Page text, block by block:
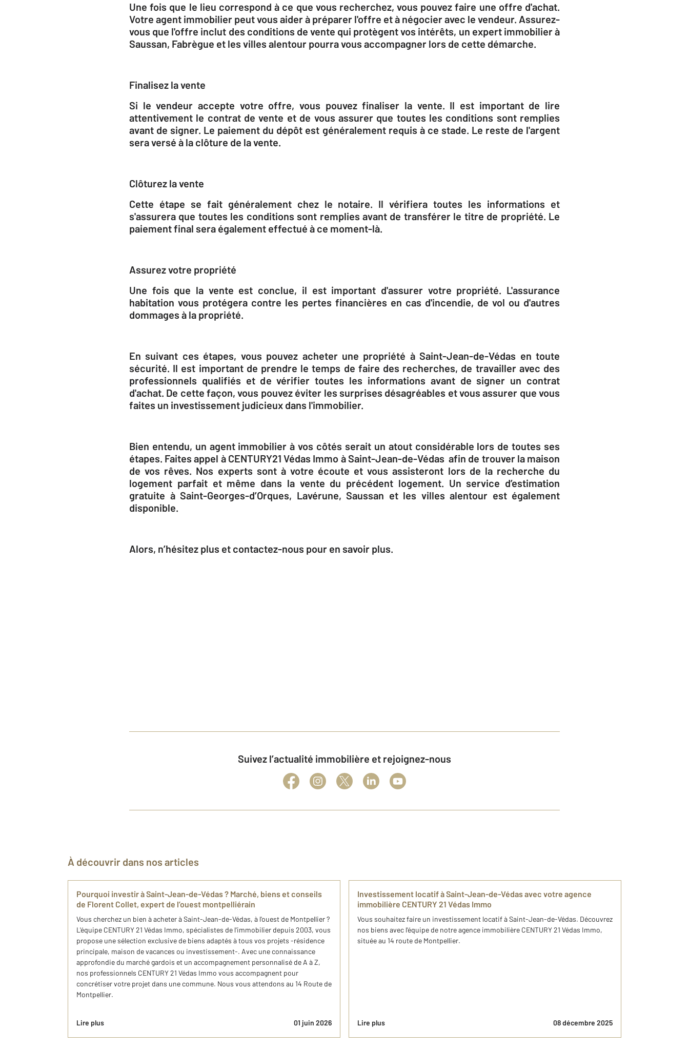
Une fois que le lieu correspond à ce que vous recherchez, vous pouvez faire une offre d'achat.
Votre agent immobilier peut vous aider à préparer l'offre et à négocier avec le vendeur. Assurez-
vous que l'offre inclut des conditions de vente qui protègent vos intérêts, un expert immobilier à
Saussan, Fabrègue et les villes alentour pourra vous accompagner lors de cette démarche.
Finalisez la vente
Si le vendeur accepte votre offre, vous pouvez finaliser la vente. Il est important de lire
attentivement le contrat de vente et de vous assurer que toutes les conditions sont remplies
avant de signer. Le paiement du dépôt est généralement requis à ce stade. Le reste de l'argent
sera versé à la clôture de la vente.
Clôturez la vente
Cette étape se fait généralement chez le notaire. Il vérifiera toutes les informations et
s'assurera que toutes les conditions sont remplies avant de transférer le titre de propriété. Le
paiement final sera également effectué à ce moment-là.
Assurez votre propriété
Une fois que la vente est conclue, il est important d'assurer votre propriété. L'assurance
habitation vous protégera contre les pertes financières en cas d'incendie, de vol ou d'autres
dommages à la propriété.
En suivant ces étapes, vous pouvez acheter une propriété à Saint-Jean-de-Védas en toute
sécurité. Il est important de prendre le temps de faire des recherches, de travailler avec des
professionnels qualifiés et de vérifier toutes les informations avant de signer un contrat
d'achat. De cette façon, vous pouvez éviter les surprises désagréables et vous assurer que vous
faites un investissement judicieux dans l'immobilier.
Bien entendu, un agent immobilier à vos côtés serait un atout considérable lors de toutes ses
étapes. Faites appel à CENTURY21 Védas Immo à Saint-Jean-de-Védas afin de trouver la maison
de vos rêves. Nos experts sont à votre écoute et vous assisteront lors de la recherche du
logement parfait et même dans la vente du précédent logement. Un service d’estimation
gratuite à Saint-Georges-d’Orques, Lavérune, Saussan et les villes alentour est également
disponible.
Alors, n’hésitez plus et contactez-nous pour en savoir plus.
Suivez l’actualité immobilière et rejoignez-nous
À découvrir dans nos articles
Pourquoi investir à Saint-Jean-de-Védas ? Marché, biens et conseils
de Florent Collet, expert de l’ouest montpelliérain
Vous cherchez un bien à acheter à Saint-Jean-de-Védas, à l'ouest de Montpellier ?
L'équipe CENTURY 21 Védas Immo, spécialistes de l'immobilier depuis 2003, vous
propose une sélection exclusive de biens adaptés à tous vos projets -résidence
principale, maison de vacances ou investissement-. Avec une connaissance
approfondie du marché gardois et un accompagnement personnalisé de A à Z,
nos professionnels CENTURY 21 Védas Immo vous accompagnent pour
concrétiser votre projet dans une commune. Nous vous attendons au 14 Route de
Montpellier.
Lire plus 01 juin 2026
Investissement locatif à Saint-Jean-de-Védas avec votre agence
immobilière CENTURY 21 Védas Immo
Vous souhaitez faire un investissement locatif à Saint-Jean-de-Védas. Découvrez
nos biens avec l'équipe de notre agence immobilière CENTURY 21 Védas Immo,
située au 14 route de Montpellier.
Lire plus 08 décembre 2025